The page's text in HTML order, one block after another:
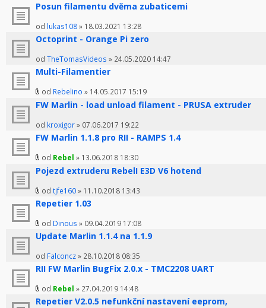
Posun filamentu dvěma zubaticemi
od lukas108» 18.03.2021 13:28
Octoprint - Orange Pi zero
od TheTomasVideos » 24.05.2020 14:47
Multi-Filamentier
od Rebelino » 14.05.2017 15:19
FW Marlin - load unload filament - PRUSA extruder
od kroxigor» 07.06.2017 19:22
FW Marlin 1.1.8 pro RII - RAMPS 1.4
od Rebel » 13.06.2018 18:30
Pojezd extruderu RebelI E3D V6 hotend
od tjfe160» 11.10.2018 13:43
Repetier 1.03
od Dinous » 09.04.2019 17:08
Update Marlin 1.1.4 na 1.1.9
od Falconcz» 28.10.2018 08:35
RII FW Marlin BugFix 2.0.x - TMC2208 UART
od Rebel » 27.04.2019 14:48
Repetier V2.0.5 nefunkční nastavení eeprom,